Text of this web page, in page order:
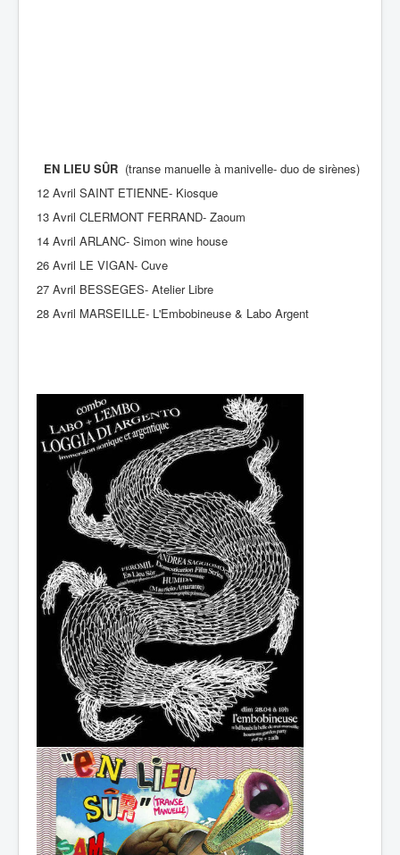
EN LIEU SÛR (transe manuelle à manivelle- duo de sirènes)
12 Avril SAINT ETIENNE- Kiosque
13 Avril CLERMONT FERRAND- Zaoum
14 Avril ARLANC- Simon wine house
26 Avril LE VIGAN- Cuve
27 Avril BESSEGES- Atelier Libre
28 Avril MARSEILLE- L'Embobineuse & Labo Argent